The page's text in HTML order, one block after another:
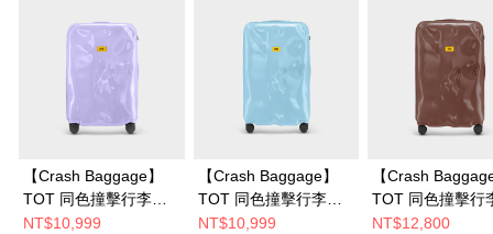
【Crash Baggage】
TOT 同色撞擊行李箱
紫藤花
NT$10,999
【Crash Baggage】
TOT 同色撞擊行李箱
21吋
NT$10,999
【Crash
TOT 同色撞擊行
26吋
NT$12,800